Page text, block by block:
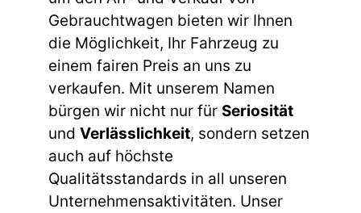
Gebrauchtwagen bieten wir Ihnen
die Möglichkeit, Ihr Fahrzeug zu
einem fairen Preis an uns zu
verkaufen. Mit unserem Namen
bürgen wir nicht nur für Seriosität
und Verlässlichkeit, sondern setzen
auch auf höchste
Qualitätsstandards in all unseren
Unternehmensaktivitäten. Unser